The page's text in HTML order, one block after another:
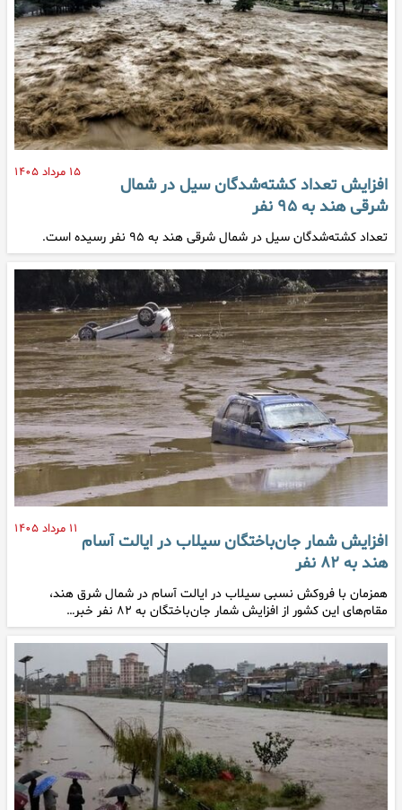
۱۵ مرداد ۱۴۰۵
افزایش تعداد کشته‌شدگان سیل در شمال
شرقی هند به ۹۵ نفر
تعداد کشته‌شدگان سیل در شمال شرقی هند به ۹۵ نفر رسیده است.
۱۱ مرداد ۱۴۰۵
افزایش شمار جان‌باختگان سیلاب در ایالت آسام
هند به ۸۲ نفر
همزمان با فروکش نسبی سیلاب در ایالت آسام در شمال شرق هند،
مقام‌های این کشور از افزایش شمار جان‌باختگان به ۸۲ نفر خبر…